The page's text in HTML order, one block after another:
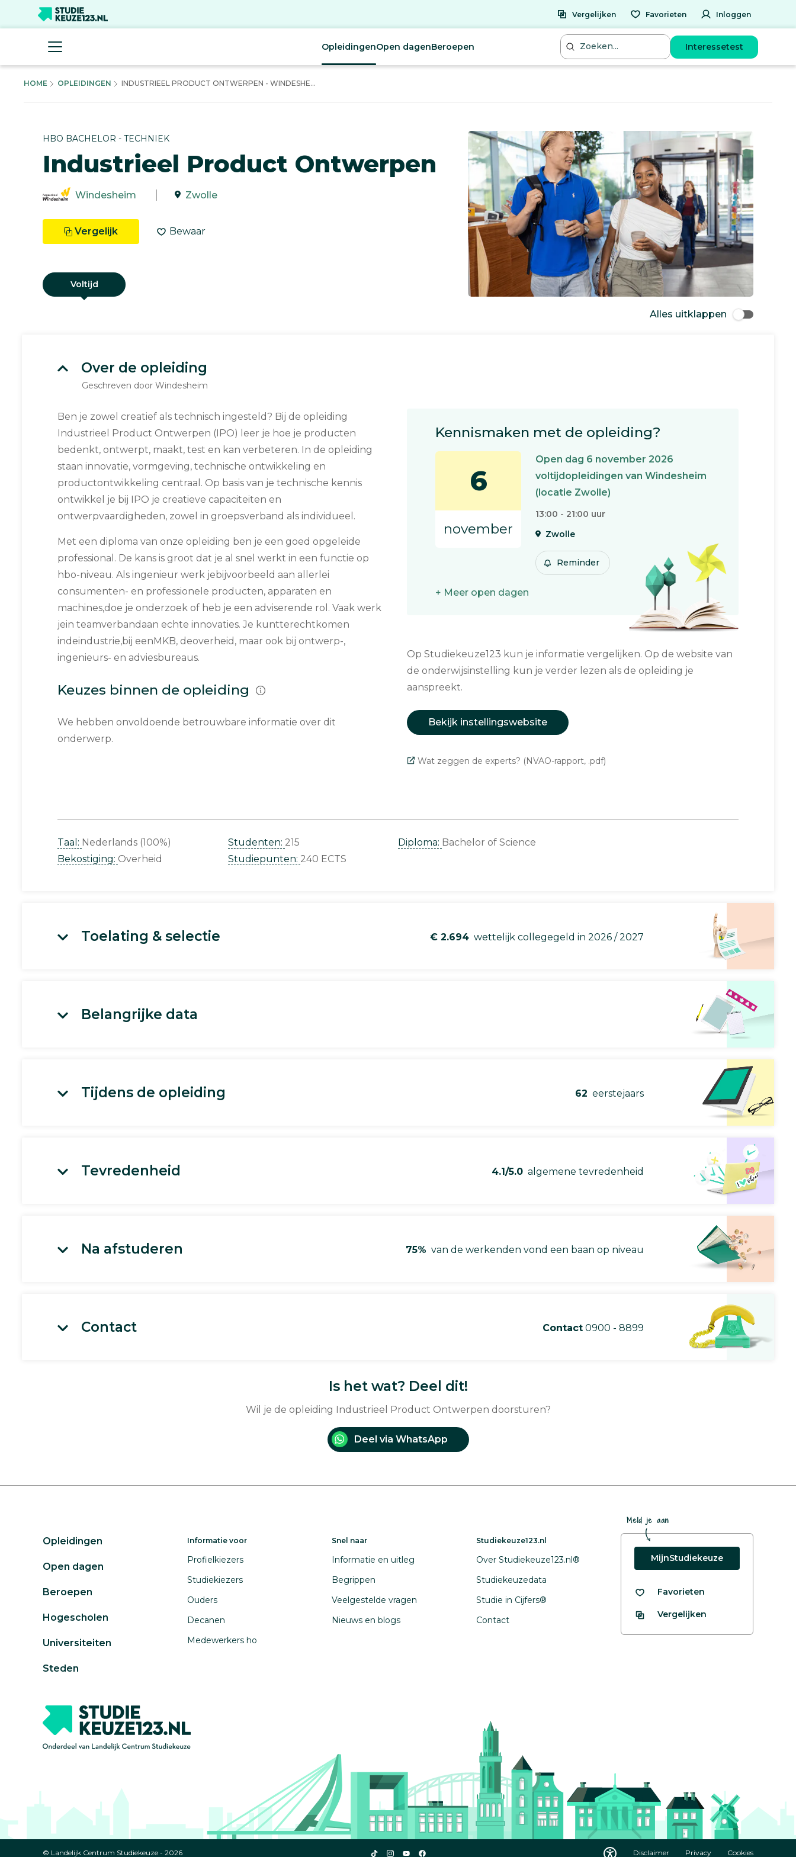
Vergelijken Favorieten Inloggen
OpleidingenOpen dagenBeroepen Interessetest
HOME OPLEIDINGEN INDUSTRIEEL PRODUCT ONTWERPEN - WINDESHE...
HBO BACHELOR - TECHNIEK
Industrieel Product Ontwerpen
Windesheim Zwolle
Vergelijk Bewaar
Voltijd
Alles uitklappen
Over de opleiding
Geschreven door Windesheim
Ben je zowel creatief als technisch ingesteld? Bij de opleiding
Industrieel Product Ontwerpen (IPO) leer je hoe je producten
bedenkt, ontwerpt, maakt, test en kan verbeteren. In de opleiding
staan innovatie, vormgeving, technische ontwikkeling en
productontwikkeling centraal. Op basis van je technische kennis
ontwikkel je bij IPO je creatieve capaciteiten en
ontwerpvaardigheden, zowel in groepsverband als individueel.
Met een diploma van onze opleiding ben je een goed opgeleide
professional. De kans is groot dat je al snel werkt in een functie op
hbo-niveau. Als ingenieur werk jebijvoorbeeld aan allerlei
consumenten- en professionele producten, apparaten en
machines,doe je onderzoek of heb je een adviserende rol. Vaak werk
jein teamverbandaan echte innovaties. Je kuntterechtkomen
indeindustrie,bij eenMKB, deoverheid, maar ook bij ontwerp-,
ingenieurs- en adviesbureaus.
Keuzes binnen de opleiding
We hebben onvoldoende betrouwbare informatie over dit
onderwerp.
Kennismaken met de opleiding?
6
november
Open dag 6 november 2026
voltijdopleidingen van Windesheim
(locatie Zwolle)
13:00 - 21:00 uur
Zwolle
Reminder
+ Meer open dagen
Op Studiekeuze123 kun je informatie vergelijken. Op de website van
de onderwijsinstelling kun je verder lezen als de opleiding je
aanspreekt.
Bekijk instellingswebsite
Wat zeggen de experts? (NVAO-rapport, .pdf)
Taal: Nederlands (100%)
Bekostiging: Overheid
Studenten: 215
Studiepunten: 240 ECTS
Diploma: Bachelor of Science
Toelating & selectie € 2.694 wettelijk collegegeld in 2026 / 2027
Belangrijke data
Tijdens de opleiding 62 eerstejaars
Tevredenheid 4.1/5.0 algemene tevredenheid
Na afstuderen 75% van de werkenden vond een baan op niveau
Contact Contact 0900 - 8899
Is het wat? Deel dit!
Wil je de opleiding Industrieel Product Ontwerpen doorsturen?
Deel via WhatsApp
Opleidingen
Open dagen
Beroepen
Hogescholen
Universiteiten
Steden
Informatie voor
Profielkiezers
Studiekiezers
Ouders
Decanen
Medewerkers ho
Snel naar
Informatie en uitleg
Begrippen
Veelgestelde vragen
Nieuws en blogs
Studiekeuze123.nl
Over Studiekeuze123.nl®
Studiekeuzedata
Studie in Cijfers®
Contact
Meld je aan
MijnStudiekeuze
Favorieten
Vergelijken
© Landelijk Centrum Studiekeuze - 2026 Studiekeuze123
Studiekeuze123
Studiekeuze123
Studiekeuze123 Disclaimer Privacy Cookies